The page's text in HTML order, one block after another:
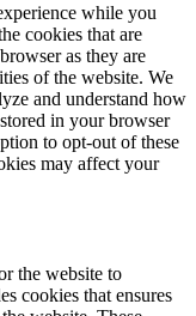
while you
cookies that are
as they are
of the website. We
and understand how
in your browser
to opt-out of these
may affect your
the website to
cookies that ensures